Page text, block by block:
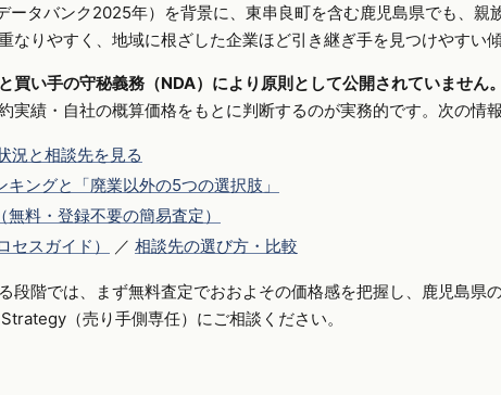
ータバンク2025年）を背景に、東串良町を含む鹿児島県でも、
なりやすく、地域に根ざした企業ほど引き継ぎ手を見つけやすい傾
い手の守秘義務（NDA）により原則として公開されていません。
実績・自社の概算価格をもとに判断するのが実務的です。次の情
況と相談先を見る
ングと「廃業以外の5つの選択肢」
料・登録不要の簡易査定）
スガイド）
／ 相談先の選び方・比較
段階では、まず無料査定でおおよその価格感を把握し、鹿児島
（売り手側専任）にご相談ください。